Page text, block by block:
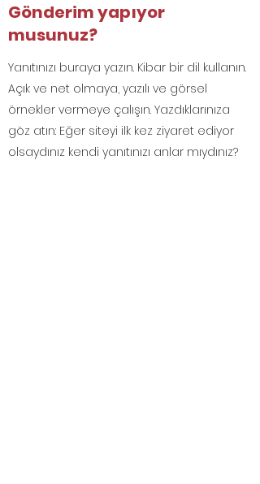
Gönderim yapıyor
musunuz?
Yanıtınızı buraya yazın. Kibar bir dil kullanın.
Açık ve net olmaya, yazılı ve görsel
örnekler vermeye çalışın. Yazdıklarınıza
göz atın: Eğer siteyi ilk kez ziyaret ediyor
olsaydınız kendi yanıtınızı anlar mıydınız?